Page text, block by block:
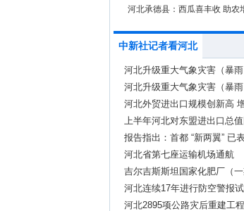
河北承德县：西瓜喜丰收 助农
中新社记者看河北
河北升级重大气象灾害（暴
河北升级重大气象灾害（暴
河北外贸进出口规模创新高
上半年河北对东盟进出口总
报告指出：首都 “新两翼” 已
强劲势头
河北省第七座运输机场通航
吉尔吉斯斯坦国家化肥厂（
河北连续17年进行防空警报
河北2895项公路灾后重建工